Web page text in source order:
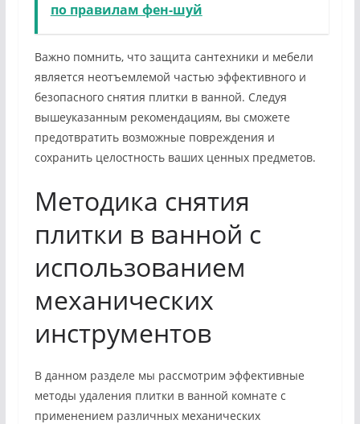
по правилам фен-шуй
Важно помнить, что защита сантехники и мебели
является неотъемлемой частью эффективного и
безопасного снятия плитки в ванной. Следуя
вышеуказанным рекомендациям, вы сможете
предотвратить возможные повреждения и
сохранить целостность ваших ценных предметов.
Методика снятия
плитки в ванной с
использованием
механических
инструментов
В данном разделе мы рассмотрим эффективные
методы удаления плитки в ванной комнате с
применением различных механических